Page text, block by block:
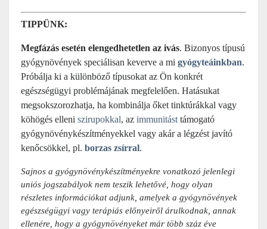
TIPPÜNK:
Megfázás esetén elengedhetetlen az ivás. Bizonyos típusú
gyógynövények speciálisan keverve a mi gyógyteáinkban.
Próbálja ki a különböző típusokat az Ön konkrét
egészségügyi problémájának megfelelően. Hatásukat
megsokszorozhatja, ha kombinálja őket tinktúrákkal vagy
köhögés elleni szirupokkal, az immunitást támogató
gyógynövénykészítményekkel vagy akár a légzést javító
kenőcsökkel, pl. borzas zsírral.
Sajnos a gyógynövénykészítményekre vonatkozó jelenlegi
uniós jogszabályok nem teszik lehetővé, hogy olyan
részletes információkat adjunk, amelyek a gyógynövények
egészségügyi vagy terápiás előnyeiről árulkodnak, annak
ellenére, hogy a gyógynövényeket már több száz éve